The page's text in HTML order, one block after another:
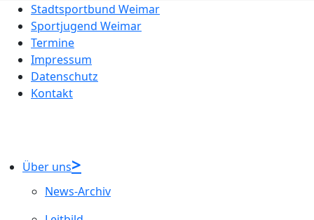
Stadtsportbund Weimar
Sportjugend Weimar
Termine
Impressum
Datenschutz
Kontakt
Über uns
News-Archiv